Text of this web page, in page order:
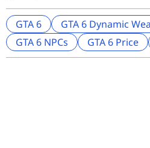
GTA 6 GTA 6 Dynamic
GTA 6 NPCs
GTA 6 Price